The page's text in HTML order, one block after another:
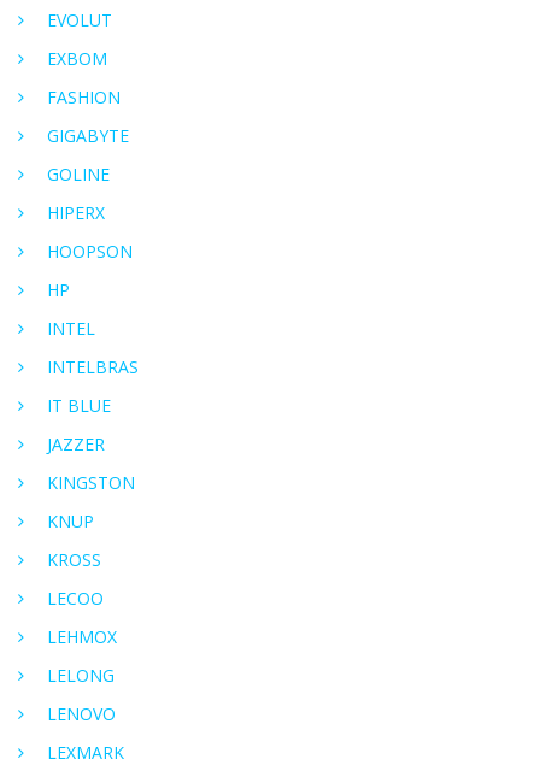
EVOLUT
EXBOM
FASHION
GIGABYTE
GOLINE
HIPERX
HOOPSON
HP
INTEL
INTELBRAS
IT BLUE
JAZZER
KINGSTON
KNUP
KROSS
LECOO
LEHMOX
LELONG
LENOVO
LEXMARK